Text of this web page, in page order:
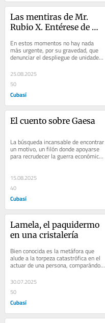
Las mentiras de Mr.
Rubio X. Entérese de
los...
En estos momentos no hay nada
más urgente, por su gravedad, que
denunciar el despliegue de unidades
navales y aéreas estadounidenses en
el sur de...
25.08.2025
50
Cubasí
El cuento sobre Gaesa
La búsqueda incansable de encontrar
un motivo, un filón donde apoyarse
para recrudecer la guerra económica
multifacética contra Cuba,  expone
15.08.2025
40
Cubasí
Lamela, el paquidermo
en una cristalería
Bien conocida es la metáfora que
alude a la torpeza catastrófica en el
actuar de una persona, comparándola
con lo insólito de un elefante...
30.07.2025
50
Cubasí